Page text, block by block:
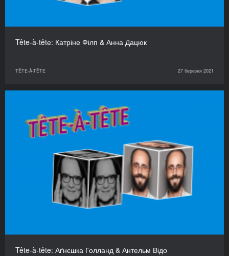
Tête-à-têtе: Катріне Філп & Анна Дацюк
TÊTE-À-TÊTE 27 березня 2021
Tête-à-tête: Аґнєшка Голланд & Антельм Відо